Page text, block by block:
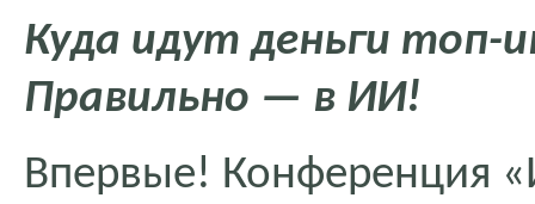
Куда идут деньги топ-
Правильно — в ИИ!
Впервые! Конференция